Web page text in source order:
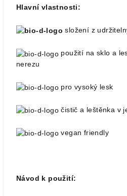
Hlavní vlastnosti:
složení z
použití na sklo a
nerezu
pro vysoký lesk
čistič a leštěnka v
vegan friendly
Návod k použití: